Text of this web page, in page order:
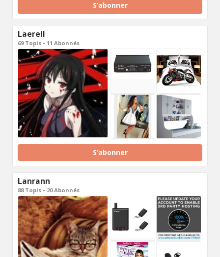
S’abonner
Laerell
69 Topis • 11 Abonnés
S’abonner
Lanrann
88 Topis • 20 Abonnés